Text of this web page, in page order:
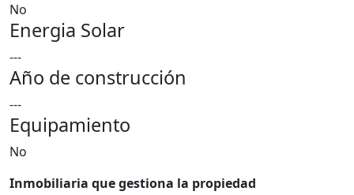
No
Energia Solar
---
Año de construcción
---
Equipamiento
No
Inmobiliaria que gestiona la propiedad